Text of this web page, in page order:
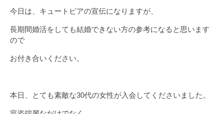
今日は、キュートピアの宣伝になりますが、
長期間婚活をしても結婚できない方の参考になると思います
ので
お付き合いください。
本日、とても素敵な30代の女性が入会してくださいました。